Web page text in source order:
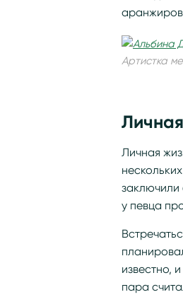
Артистка
Личная
у певца
известно,
пара